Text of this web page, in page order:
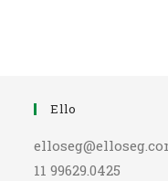
Ello
11 99629.0425